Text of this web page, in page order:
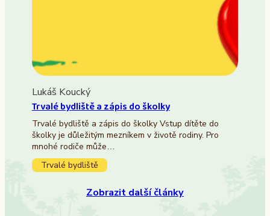
Lukáš Koucký
Trvalé bydliště a zápis do školky
Trvalé bydliště a zápis do školky Vstup dítěte do
školky je důležitým mezníkem v životě rodiny. Pro
mnohé rodiče může…
Trvalé bydliště
Zobrazit další články